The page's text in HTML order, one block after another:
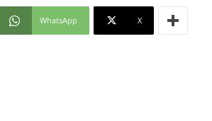
WhatsApp X